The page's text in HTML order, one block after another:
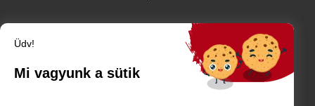
ADATVÉDELMI TÁJÉKOZTATÓ
Üdv!
Mi vagyunk a sütik